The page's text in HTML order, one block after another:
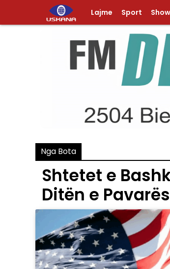
Lajme Sport
Nga Bota
​Shtetet e
Ditën e